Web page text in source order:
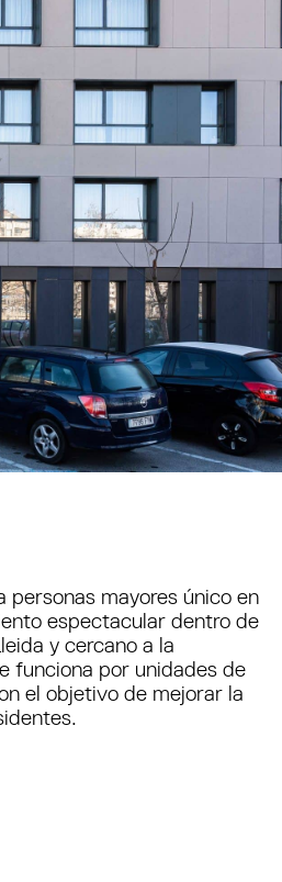
personas mayores único en
espectacular dentro de
y cercano a la
funciona por unidades de
el objetivo de mejorar la